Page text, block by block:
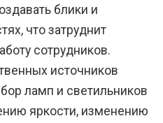
блики и
что затруднит
сотрудников.
источников
ламп и светильников
яркости, изменению